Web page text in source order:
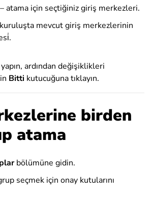
– atama için seçtiğiniz giriş merkezleri.
mevcut giriş merkezlerinin
ardından değişiklikleri
Bitti kutucuğuna tıklayın.
birden
atama
bölümüne gidin.
seçmek için onay kutularını